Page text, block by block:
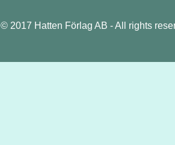
© 2017 Hatten Förlag AB - All rights